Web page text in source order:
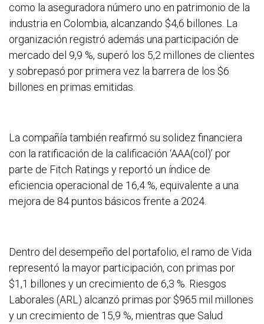
como la aseguradora número uno en patrimonio de la
industria en Colombia, alcanzando $4,6 billones. La
organización registró además una participación de
mercado del 9,9 %, superó los 5,2 millones de clientes
y sobrepasó por primera vez la barrera de los $6
billones en primas emitidas.
La compañía también reafirmó su solidez financiera
con la ratificación de la calificación ‘AAA(col)’ por
parte de Fitch Ratings y reportó un índice de
eficiencia operacional de 16,4 %, equivalente a una
mejora de 84 puntos básicos frente a 2024.
Dentro del desempeño del portafolio, el ramo de Vida
representó la mayor participación, con primas por
$1,1 billones y un crecimiento de 6,3 %. Riesgos
Laborales (ARL) alcanzó primas por $965 mil millones
y un crecimiento de 15,9 %, mientras que Salud